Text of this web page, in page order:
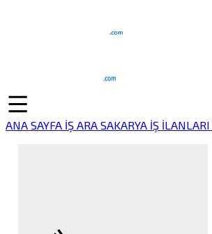
ANA SAYFA İŞ ARA SAKARYA İŞ İLANLARI